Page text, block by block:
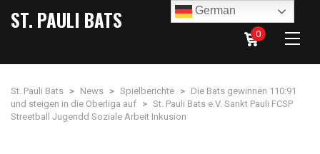
ST. PAULI BATS
0
St. Pauli Bats > News > Spielberichte > Die Bats gewinnen 110:91
und steigen in die Oberliga auf > St. Pauli Bats e.V. Sankt Pauli FCSP
Streetball Jugendd Soziale Arbeit Inkusion
German